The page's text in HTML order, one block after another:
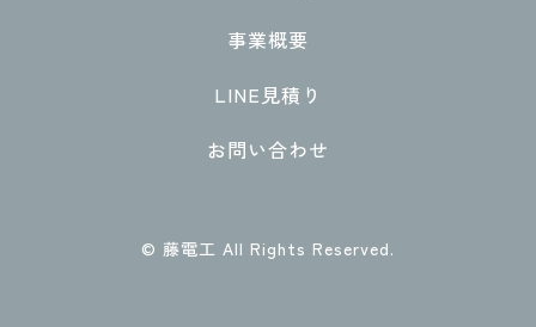
事業概要
LINE見積り
お問い合わせ
© 藤電工 All Rights Reserved.